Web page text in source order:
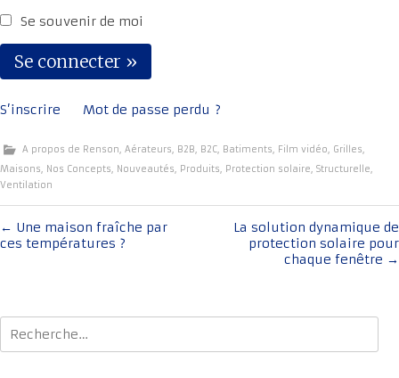
Se souvenir de moi
S’inscrire Mot de passe perdu ?
A propos de Renson, Aérateurs, B2B, B2C, Batiments, Film vidéo, Grilles,
Maisons, Nos Concepts, Nouveautés, Produits, Protection solaire, Structurelle,
Ventilation
Navigation
de
← Une maison fraîche par
ces températures ?
La solution dynamique de
protection solaire pour
chaque fenêtre →
Rechercher :